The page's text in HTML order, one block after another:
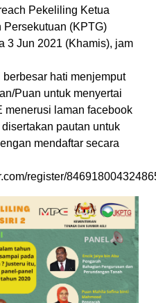
Pekeliling Ketua
Persekutuan (KPTG)
3 Jun 2021 (Khamis), jam
hati menjemput
Puan untuk menyertai
menerusi laman facebook
pautan untuk
mendaftar secara
register/